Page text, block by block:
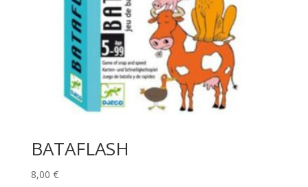
BATAFLASH
8,00 €